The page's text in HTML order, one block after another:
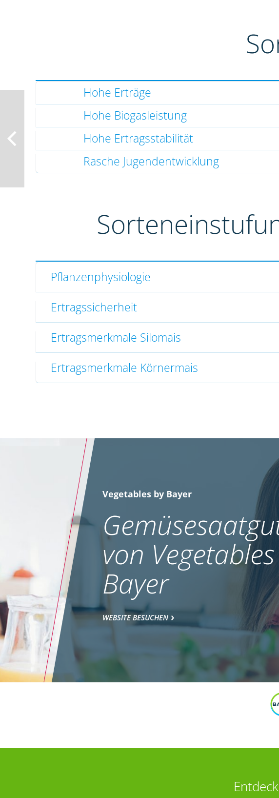
Hohe Erträge
Hohe Biogasleistung
Hohe Ertragsstabilität
Rasche Jugendentwicklung
Pflanzenphysiologie
Ertragssicherheit
Ertragsmerkmale Silomais
Ertragsmerkmale Körnermais
Vegetables by Bayer
von Vegetables
Bayer
WEBSITE BESUCHEN